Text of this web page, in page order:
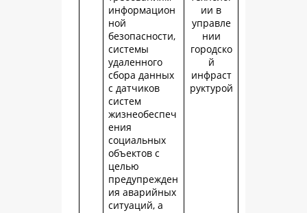
информацион
ной
безопасности,
системы
удаленного
сбора данных
с датчиков
систем
жизнеобеспеч
ения
социальных
объектов с
целью
предупрежден
ия аварийных
ситуаций, а
ии в
управле
нии
городско
й
инфраст
руктурой